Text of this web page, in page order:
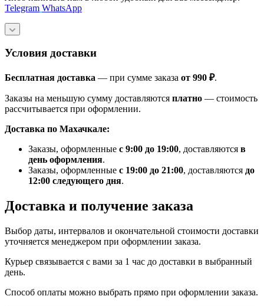
Telegram WhatsApp
Условия доставки
Бесплатная доставка — при сумме заказа от 990 ₽.
Заказы на меньшую сумму доставляются платно — стоимость
рассчитывается при оформлении.
Доставка по Махачкале:
Заказы, оформленные с 9:00 до 19:00, доставляются в
день оформления.
Заказы, оформленные с 19:00 до 21:00, доставляются до
12:00 следующего дня.
Доставка и получение заказа
Выбор даты, интервалов и окончательной стоимости доставки
уточняется менеджером при оформлении заказа.
Курьер связывается с вами за 1 час до доставки в выбранный
день.
Способ оплаты можно выбрать прямо при оформлении заказа.